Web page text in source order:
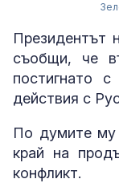
Президентът
съобщи, че
постигнато
действия с
По думите му
край на
конфликт.